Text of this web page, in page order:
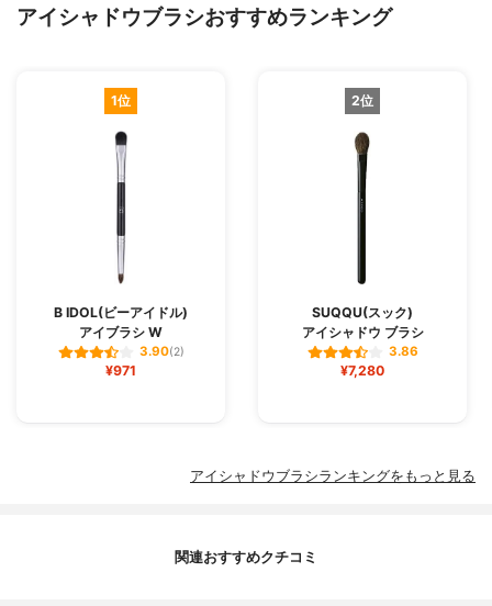
アイシャドウブラシおすすめランキング
1位
B IDOL(ビーアイドル)
アイブラシ W
3.90(2)
¥971
2位
SUQQU(スック)
アイシャドウ ブラシ
3.86
¥7,280
アイシャドウブラシランキングをもっと見る
関連おすすめクチコミ